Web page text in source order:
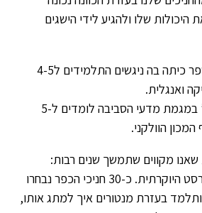
שלו ולהגיע לידי הישגים
השנה נפתחה בבית הספר כיתה בה ניגשים התלמידים ל4-5
ואנגלית.
בנוסף, מספר חניכי יא’ במגמת מדעי הסביבה לומדים ל-5
המכון הוולקני.
מקווים שתמשך שנים רבות:
השתתפות בתחרות פירסט היוקרתית. כ-30 חניכי הכפר נבחרו
בעזרת מנטורים איך למתג אותו,